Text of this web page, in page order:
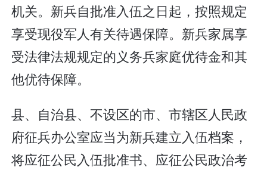
机关。新兵自批准入伍之日起，按照规定
享受现役军人有关待遇保障。新兵家属享
受法律法规规定的义务兵家庭优待金和其
他优待保障。
县、自治县、不设区的市、市辖区人民政
府征兵办公室应当为新兵建立入伍档案，
将应征公民入伍批准书、应征公民政治考